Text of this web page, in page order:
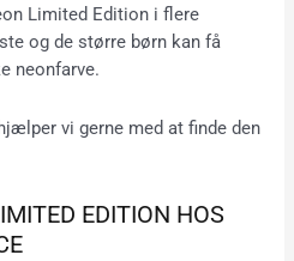
Limited Edition i flere
og de større børn kan få
neonfarve.
vi gerne med at finde den
EDITION HOS